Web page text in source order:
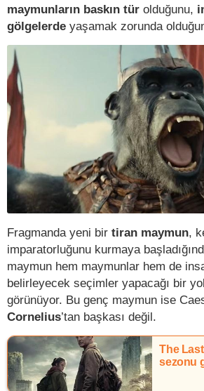
maymunların baskın tür olduğunu,
gölgelerde yaşamak zorunda
Fragmanda yeni bir tiran maymun,
imparatorluğunu kurmaya
maymun hem maymunlar hem de
belirleyecek seçimler yapacağı bir
görünüyor. Bu genç maymun ise
Cornelius’tan başkası değil.
The
sezonu